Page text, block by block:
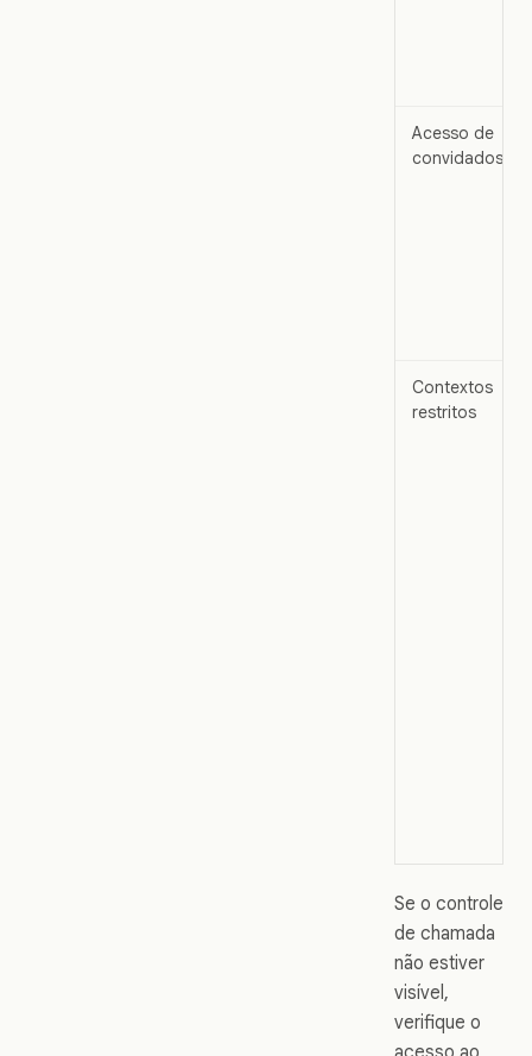
Acesso de
convidados
Contextos
restritos
Se o controle
de chamada
não estiver
visível,
verifique o